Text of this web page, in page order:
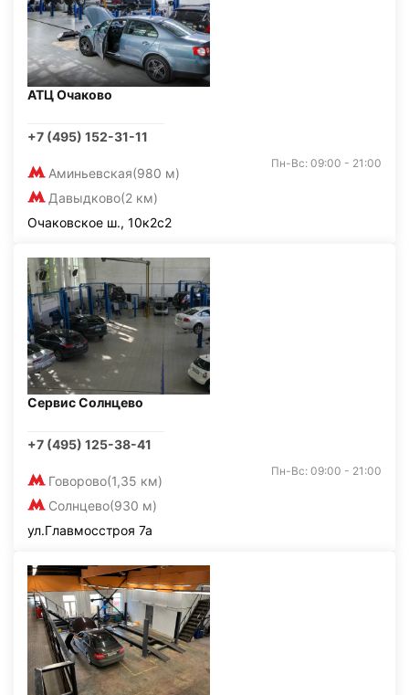
АТЦ Очаково
+7 (495) 152-31-11
Аминьевская(980 м)
Давыдково(2 км)
Пн-Вс: 09:00 - 21:00
Очаковское ш., 10к2с2
Сервис Солнцево
+7 (495) 125-38-41
Говорово(1,35 км)
Солнцево(930 м)
Пн-Вс: 09:00 - 21:00
ул.Главмосстроя 7а